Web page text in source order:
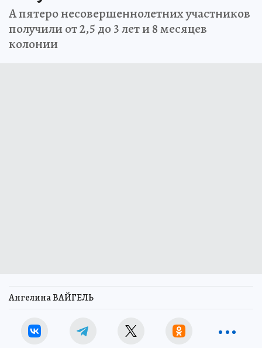
А пятеро несовершеннолетних участников
получили от 2,5 до 3 лет и 8 месяцев
колонии
Ангелина ВАЙГЕЛЬ